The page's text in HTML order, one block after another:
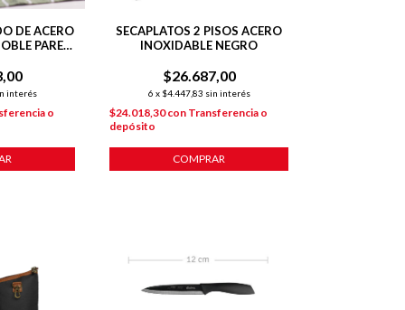
DE ACERO
PARED
interés
o
SECAPLATOS 2 PISOS ACERO
INOXIDABLE NEGRO
$26.687,00
6 x $4.447,83 sin interés
$24.018,30con Transferencia o
depósito
COMPRAR